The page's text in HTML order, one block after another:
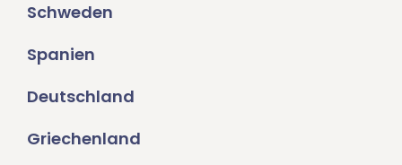
Schweden
Spanien
Deutschland
Griechenland